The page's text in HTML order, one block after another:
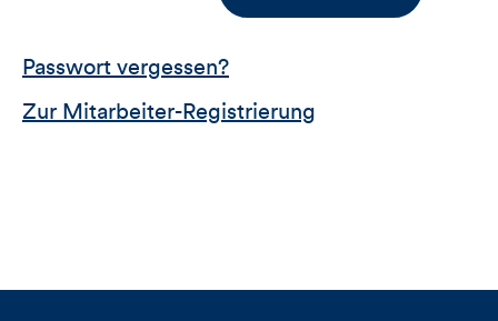
Passwort vergessen?
Zur Mitarbeiter-Registrierung